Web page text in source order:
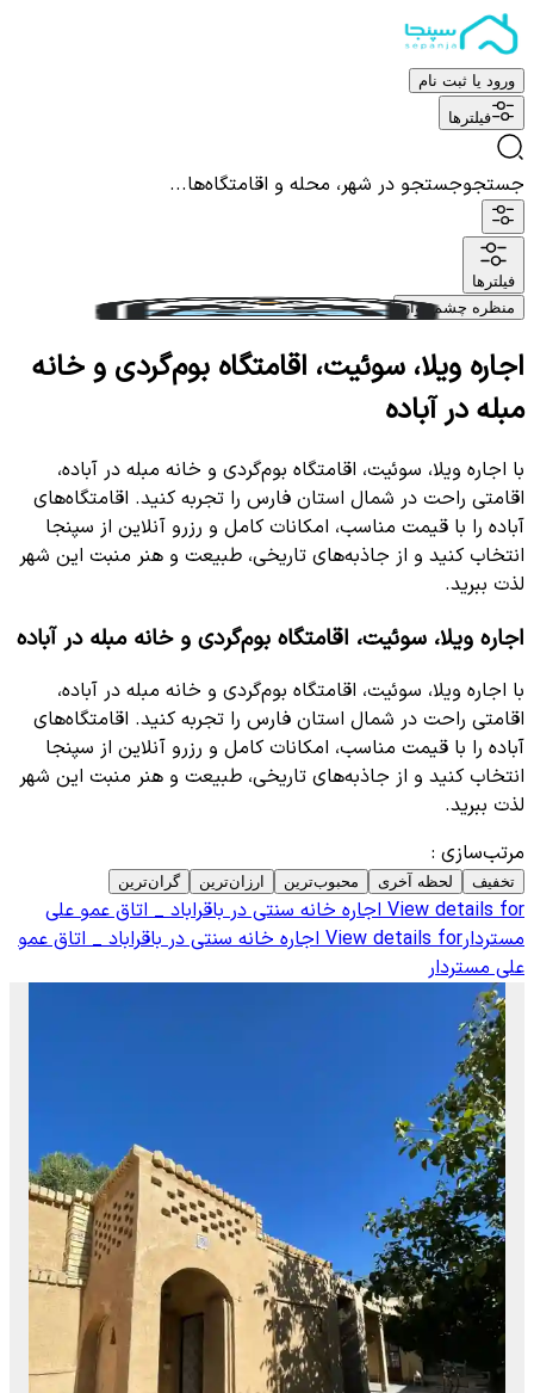
ورود یا ثبت نام
فیلترها
جستجوجستجو در شهر، محله و اقامتگاه‌ها...
فیلترها
منظره چشم نواز
اجاره ویلا، سوئیت، اقامتگاه بوم‌گردی و خانه
مبله در آباده
با اجاره ویلا، سوئیت، اقامتگاه بوم‌گردی و خانه مبله در آباده،
اقامتی راحت در شمال استان فارس را تجربه کنید. اقامتگاه‌های
آباده را با قیمت مناسب، امکانات کامل و رزرو آنلاین از سپنجا
انتخاب کنید و از جاذبه‌های تاریخی، طبیعت و هنر منبت این شهر
لذت ببرید.
اجاره ویلا، سوئیت، اقامتگاه بوم‌گردی و خانه مبله در آباده
با اجاره ویلا، سوئیت، اقامتگاه بوم‌گردی و خانه مبله در آباده،
اقامتی راحت در شمال استان فارس را تجربه کنید. اقامتگاه‌های
آباده را با قیمت مناسب، امکانات کامل و رزرو آنلاین از سپنجا
انتخاب کنید و از جاذبه‌های تاریخی، طبیعت و هنر منبت این شهر
لذت ببرید.
مرتب‌سازی :
تخفیف لحظه آخری محبوب‌ترین ارزان‌ترین گران‌ترین
View details for اجاره خانه سنتی در باقراباد _ اتاق عمو علی
مستردارView details for اجاره خانه سنتی در باقراباد _ اتاق عمو
علی مستردار